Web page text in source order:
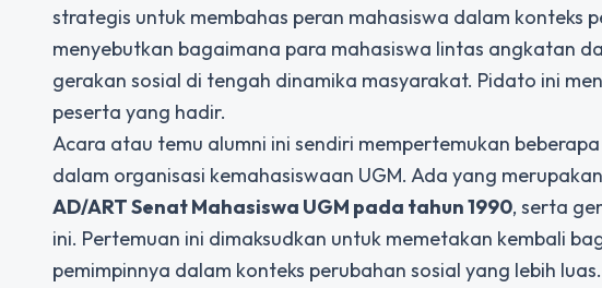
strategis untuk membahas peran mahasiswa dalam konteks
menyebutkan bagaimana para mahasiswa lintas angkatan
gerakan sosial di tengah dinamika masyarakat. Pidato ini
peserta yang hadir.
Acara atau temu alumni ini sendiri mempertemukan
dalam organisasi kemahasiswaan UGM. Ada yang
AD/ART Senat Mahasiswa UGM pada tahun 1990, serta
ini. Pertemuan ini dimaksudkan untuk memetakan kembali
pemimpinnya dalam konteks perubahan sosial yang lebih luas.